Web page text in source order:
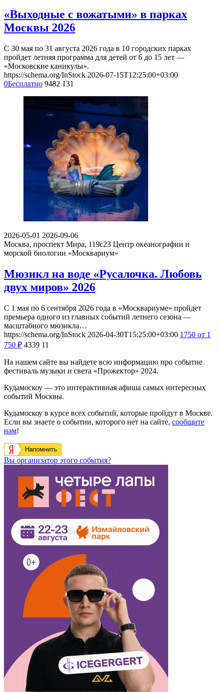
«Выходные с вожатыми» в парках
Москвы 2026
С 30 мая по 31 августа 2026 года в 10 городских парках
пройдет летняя программа для детей от 6 до 15 лет —
«Московские каникулы».
https://schema.org/InStock 2026-07-15T12:25:00+03:00
0Бесплатно 9482 131
2026-05-01 2026-09-06
Москва, проспект Мира, 119с23 Центр океанографии и
морской биологии «Москвариум»
Мюзикл на воде «Русалочка. Любовь
двух миров» 2026
С 1 мая по 6 сентября 2026 года в «Москвариуме» пройдет
премьера одного из главных событий летнего сезона —
масштабного мюзикла…
https://schema.org/InStock 2026-04-30T15:25:00+03:00 1750 от 1
750 ₽ 4339 11
На нашем сайте вы найдете всю информацию про событие
фестиваль музыки и света «Прожектор» 2024.
Кудамоскоу — это интерактивная афиша самых интересных
событий Москвы.
Кудамоскоу в курсе всех событий, которые пройдут в Москве.
Если вы знаете о событии, которого нет на сайте, сообщите
нам!
Напомнить
Вы организатор этого события?